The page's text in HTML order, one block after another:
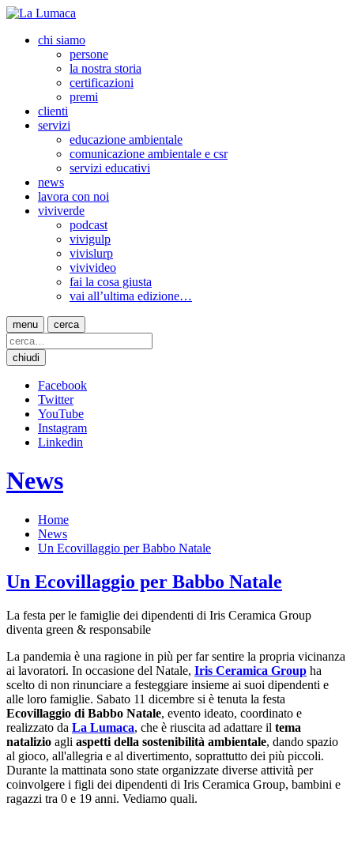
chi siamo
persone
la nostra storia
certificazioni
premi
clienti
servizi
educazione ambientale
comunicazione ambientale e csr
servizi educativi
news
lavora con noi
viviverde
podcast
vivigulp
vivislurp
vivivideo
fai la cosa giusta
vai all’ultima edizione…
menu cerca
chiudi
Facebook
Twitter
YouTube
Instagram
Linkedin
News
Home
News
Un Ecovillaggio per Babbo Natale
Un Ecovillaggio per Babbo Natale
La festa per le famiglie dei dipendenti di Iris Ceramica Group
diventa green & responsabile
La pandemia è una ragione in più per far sentire la propria vicinanza
ai lavoratori. In occasione del Natale, Iris Ceramica Group ha
scelto di non rinunciare a festeggiare insieme ai suoi dipendenti e
alle loro famiglie. Sabato 11 dicembre si è tenuta la festa
Ecovillaggio di Babbo Natale, evento ideato, coordinato e
realizzato da La Lumaca, che è riuscita ad adattare il tema
natalizio agli aspetti della sostenibilità ambientale, dando spazio
al gioco, all'allegria e al divertimento, soprattutto dei più piccoli.
Durante la mattinata sono state organizzate diverse attività per
coinvolgere i figli dei dipendenti di Iris Ceramica Group, bambini e
ragazzi tra 0 e 19 anni. Vediamo quali.